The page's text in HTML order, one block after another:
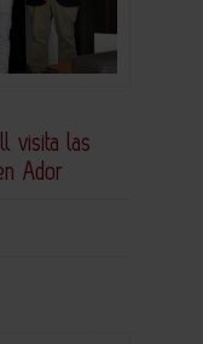
visita las
Ador